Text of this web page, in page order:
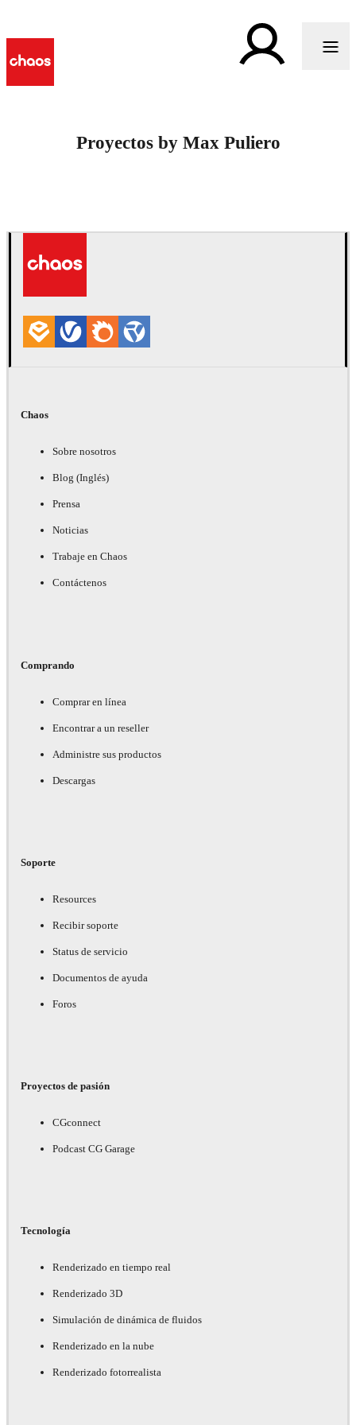
Proyectos by Max Puliero
Chaos
Sobre nosotros
Blog (Inglés)
Prensa
Noticias
Trabaje en Chaos
Contáctenos
Comprando
Comprar en línea
Encontrar a un reseller
Administre sus productos
Descargas
Soporte
Resources
Recibir soporte
Status de servicio
Documentos de ayuda
Foros
Proyectos de pasión
CGconnect
Podcast CG Garage
Tecnología
Renderizado en tiempo real
Renderizado 3D
Simulación de dinámica de fluidos
Renderizado en la nube
Renderizado fotorrealista